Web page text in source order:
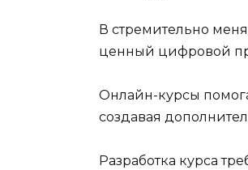
В стремительно
ценный цифровой
Онлайн-курсы
создавая
Разработка курса